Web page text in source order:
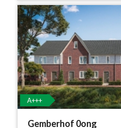
A+++
Gemberhof 0ong